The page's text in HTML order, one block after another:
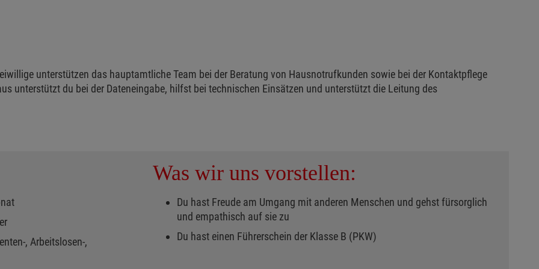
unterstützen das hauptamtliche Team bei der Beratung von Hausnotrufkunden sowie bei der Kontaktpflege
unterstützt du bei der Dateneingabe, hilfst bei technischen Einsätzen und unterstützt die Leitung des
, Arbeitslosen-,
Was wir uns vorstellen:
Du hast Freude am Umgang mit anderen Menschen und gehst fürsorglich
und empathisch auf sie zu
Du hast einen Führerschein der Klasse B (PKW)